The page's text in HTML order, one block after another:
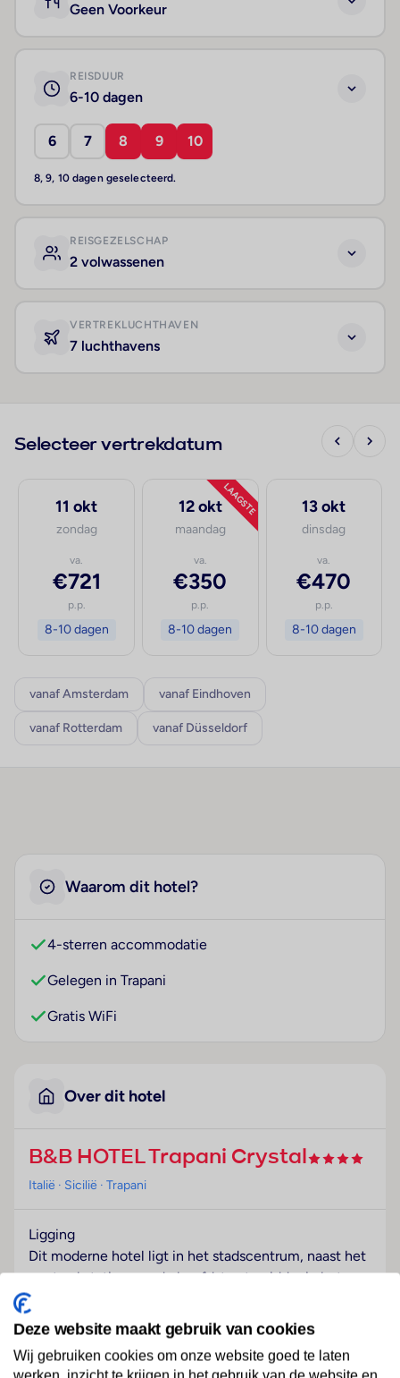
Geen Voorkeur
REISDUUR
6-10 dagen
6 7 8 9 10
8, 9, 10 dagen geselecteerd.
REISGEZELSCHAP
2 volwassenen
VERTREKLUCHTHAVEN
7 luchthavens
Selecteer vertrekdatum
11 okt
zondag
va.
€721
p.p.
8-10 dagen
LAAGSTE
12 okt
maandag
va.
€350
p.p.
8-10 dagen
13 okt
dinsdag
va.
€470
p.p.
8-10 dagen
vanaf Amsterdam vanaf Eindhoven
vanaf Rotterdam vanaf Düsseldorf
Waarom dit hotel?
4-sterren accommodatie
Gelegen in Trapani
Gratis WiFi
Over dit hotel
B&B HOTEL Trapani Crystal
Italië · Sicilië · Trapani
Ligging
Dit moderne hotel ligt in het stadscentrum, naast het
centraal station aan de hoofdstraat, middenin het
levendige winkelgedeelte. Het is slechts een paar
passen lopen naar de haven waar u de boot kunt
nemen naar de Egadische Eilanden (ca. 20 minuten).
Het historische centrum, waar u de belangrijkste
Deze website maakt gebruik van cookies
Wij gebruiken cookies om onze website goed te laten